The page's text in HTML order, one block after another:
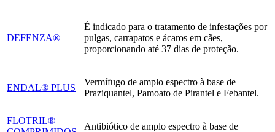
DEFENZA®
É indicado para o tratamento de infestações por
pulgas, carrapatos e ácaros em cães,
proporcionando até 37 dias de proteção.
ENDAL® PLUS
Vermífugo de amplo espectro à base de
Praziquantel, Pamoato de Pirantel e Febantel.
FLOTRIL®
Antibiótico de amplo espectro à base de